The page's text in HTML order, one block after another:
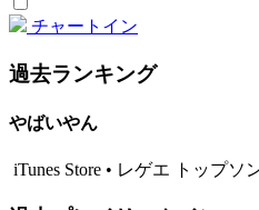
チャートイン
過去ランキング
やばいやん
iTunes Store • レゲエ トップソ